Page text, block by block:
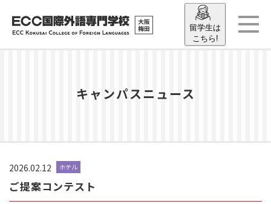
留学生は
こちら!
キャンパスニュース
2026.02.12 ホテル
ご提案コンテスト